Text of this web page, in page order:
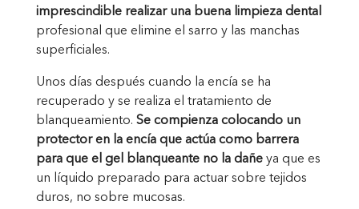
imprescindible realizar una buena limpieza dental
profesional que elimine el sarro y las manchas
superficiales.
Unos días después cuando la encía se ha
recuperado y se realiza el tratamiento de
blanqueamiento. Se compienza colocando un
protector en la encía que actúa como barrera
para que el gel blanqueante no la dañeya que es
un líquido preparado para actuar sobre tejidos
duros, no sobre mucosas.